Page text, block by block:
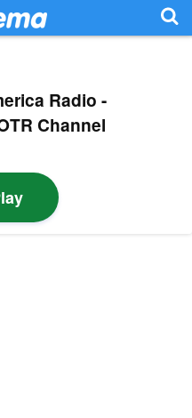
Radio -
Channel